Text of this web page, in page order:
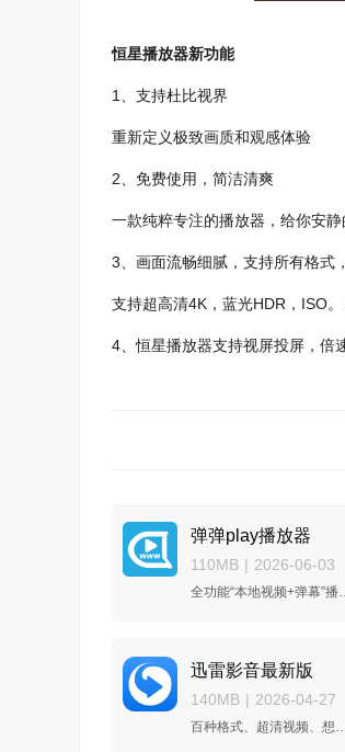
恒星播放器新功能
1、支持杜比视界
重新定义极致画质和观感体验
2、免费使用，简洁清爽
一款纯粹专注的播放器，给你安
3、画面流畅细腻，支持所有格式
支持超高清4K，蓝光HDR，ISO
4、恒星播放器支持视屏投屏，倍
弹弹play播放器
110MB | 2026-06-03
全功能“
迅雷影音最新版
140MB | 2026-04-27
百种格式、超清视